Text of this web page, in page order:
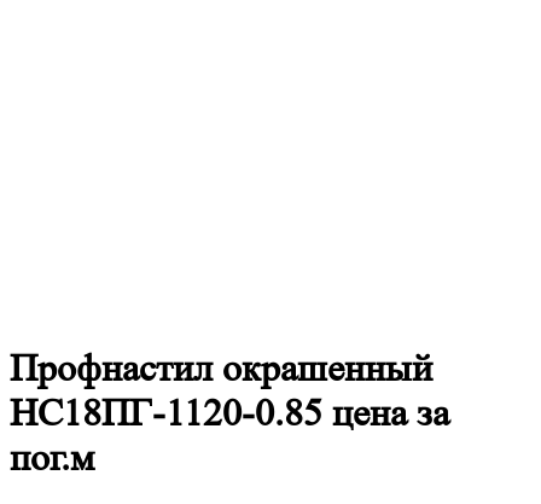
Профнастилокрашенный
НС18ПГ-1120-0.85 цена за
пог.м